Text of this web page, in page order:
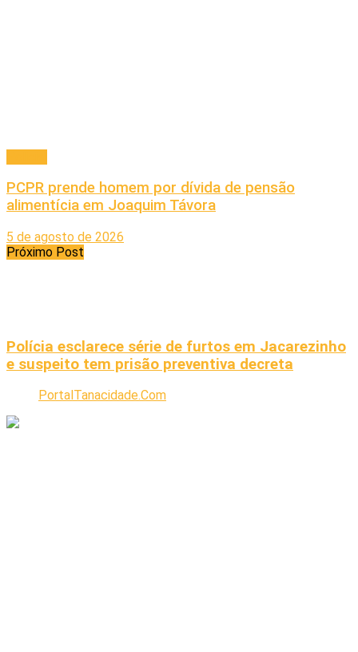
PCPR prende homem por dívida de pensão
alimentícia em Joaquim Távora
5 de agosto de 2026
Próximo Post
Polícia esclarece série de furtos em Jacarezinho
e suspeito tem prisão preventiva decreta
PortalTanacidade.Com